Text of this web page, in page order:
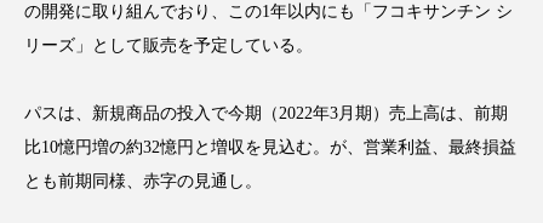
スマートリング セーフプレイス
セラミド保湿 セルフケア
の開発に取り組んでおり、この1年以内にも「フコキサンチン シ
リーズ」として販売を予定している。
パスは、新規商品の投入で今期（2022年3月期）売上高は、前期
比10憶円増の約32憶円と増収を見込む。が、営業利益、最終損益
とも前期同様、赤字の見通し。